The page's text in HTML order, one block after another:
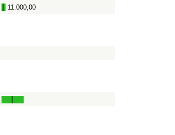
- 11.000,00